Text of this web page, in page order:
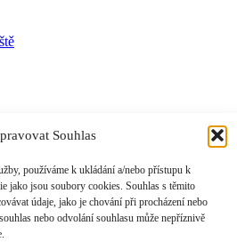
Souhlas
používáme k ukládání a/nebo přístupu k
jako jsou soubory cookies. Souhlas s těmito
údaje, jako je chování při procházení nebo
nebo odvolání souhlasu může nepříznivě